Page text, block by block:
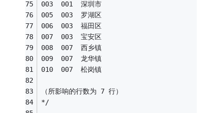
003  001  深圳市
005  003  罗湖区
006  003  福田区
007  003  宝安区
008  007  西乡镇
009  007  龙华镇
010  007  松岗镇
（所影响的行数为 7 行）
*/